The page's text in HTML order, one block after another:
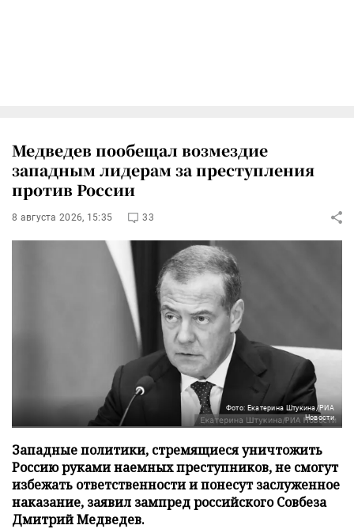
Медведев пообещал возмездие
западным лидерам за преступления
против России
8 августа 2026, 15:35 33
Фото: Екатерина Штукина/РИА
Новости
Западные политики, стремящиеся уничтожить
Россию руками наемных преступников, не смогут
избежать ответственности и понесут заслуженное
наказание, заявил зампред российского Совбеза
Дмитрий Медведев.